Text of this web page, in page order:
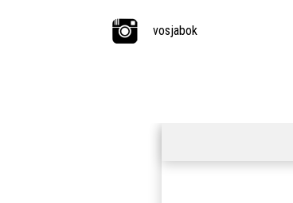
vosjabok